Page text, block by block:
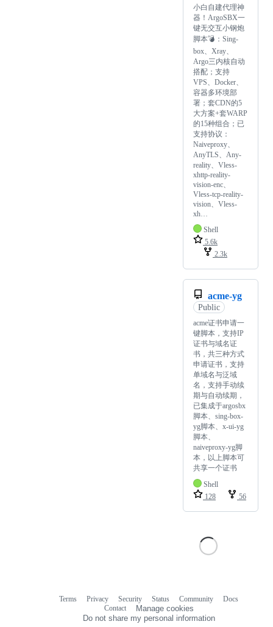
小白自建代理神
器！ArgoSBX一
键无交互小钢炮
脚本💣：Sing-
box、Xray、
Argo三内核自动
搭配；支持
VPS、Docker、
容器多环境部
署；套CDN的5
大方案+套WARP
的15种组合；已
支持协议：
Naiveproxy、
AnyTLS、Any-
reality、Vless-
xhttp-reality-
vision-enc、
Vless-tcp-reality-
vision、Vless-
xh…
Shell
5.6k
2.3k
acme-yg
Public
acme证书申请一
键脚本，支持IP
证书与域名证
书，共三种方式
申请证书，支持
单域名与泛域
名，支持手动续
期与自动续期，
已集成于argosbx
脚本、sing-box-
yg脚本、x-ui-yg
脚本、
naiveproxy-yg脚
本，以上脚本可
共享一个证书
Shell
128
56
Terms Privacy Security Status Community
Docs
Contact
Manage cookies
Do not share my personal information